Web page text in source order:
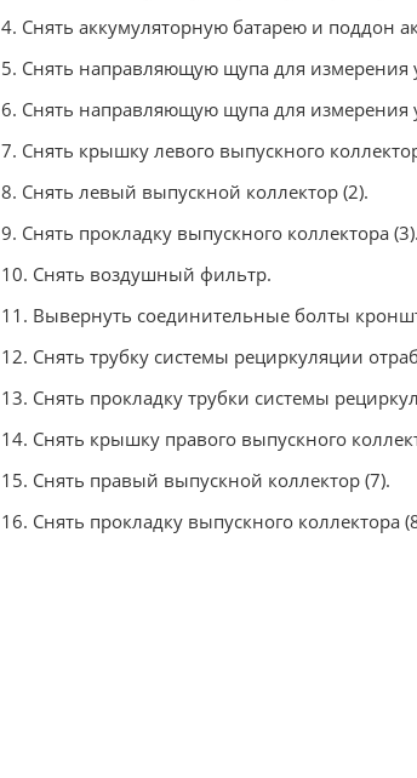
4. Снять аккумуляторную батарею и поддон
5. Снять направляющую щупа для измерения
6. Снять направляющую щупа для измерения
7. Снять крышку левого выпускного
8. Снять левый выпускной коллектор (2).
9. Снять прокладку выпускного коллектора (3).
10. Снять воздушный фильтр.
11. Вывернуть соединительные болты
12. Снять трубку системы рециркуляции
13. Снять прокладку трубки системы
14. Снять крышку правого выпускного
15. Снять правый выпускной коллектор (7).
16. Снять прокладку выпускного коллектора